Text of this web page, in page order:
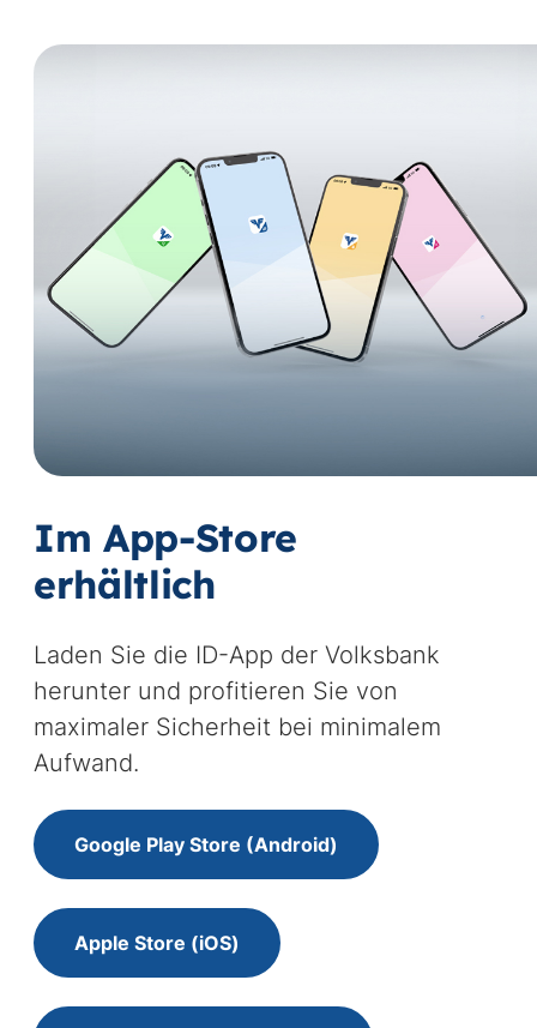
Im App-Store
erhältlich
Laden Sie die ID-App der Volksbank
herunter und profitieren Sie von
maximaler Sicherheit bei minimalem
Aufwand.
Google Play Store (Android)
Apple Store (iOS)